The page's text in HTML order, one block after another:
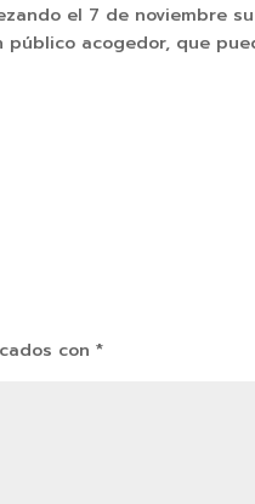
el 7 de noviembre
acogedor, que
con*